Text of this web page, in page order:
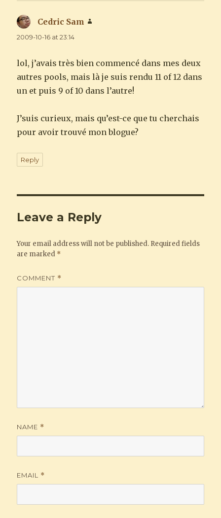
Cedric Sam
2009-10-16 at 23:14
lol, j’avais très bien commencé dans mes deux
autres pools, mais là je suis rendu 11 of 12 dans
un et puis 9 of 10 dans l’autre!
J’suis curieux, mais qu’est-ce que tu cherchais
pour avoir trouvé mon blogue?
Reply
Leave a Reply
Your email address will not be published. Required fields
are marked *
COMMENT *
NAME *
EMAIL *